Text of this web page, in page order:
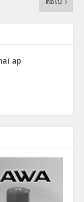
ap